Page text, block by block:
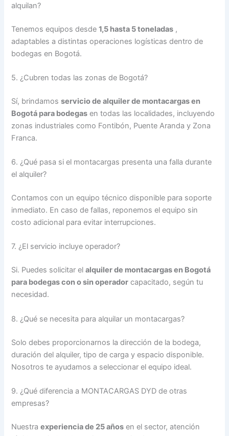
alquilan?
Tenemos equipos desde1,5 hasta 5 toneladas ,
adaptables a distintas operaciones logísticas dentro de
bodegas en Bogotá.
5. ¿Cubren todas las zonas de Bogotá?
Sí, brindamosservicio de alquiler de montacargas en
Bogotá para bodegas en todas las localidades, incluyendo
zonas industriales como Fontibón, Puente Aranda y Zona
Franca.
6. ¿Qué pasa si el montacargas presenta una falla durante
el alquiler?
Contamos con un equipo técnico disponible para soporte
inmediato. En caso de fallas, reponemos el equipo sin
costo adicional para evitar interrupciones.
7. ¿El servicio incluye operador?
Si. Puedes solicitar elalquiler de montacargas en Bogotá
para bodegas con o sin operador capacitado, según tu
necesidad.
8. ¿Qué se necesita para alquilar un montacargas?
Solo debes proporcionarnos la dirección de la bodega,
duración del alquiler, tipo de carga y espacio disponible.
Nosotros te ayudamos a seleccionar el equipo ideal.
9. ¿Qué diferencia a MONTACARGAS DYD de otras
empresas?
Nuestraexperiencia de 25 años en el sector, atención